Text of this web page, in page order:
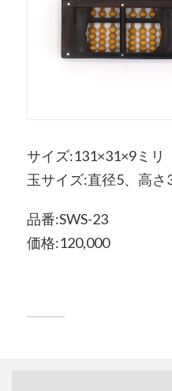
サイズ:131×31×9ミリ
玉サイズ:直径5、高さ
品番:SWS-23
価格:120,000